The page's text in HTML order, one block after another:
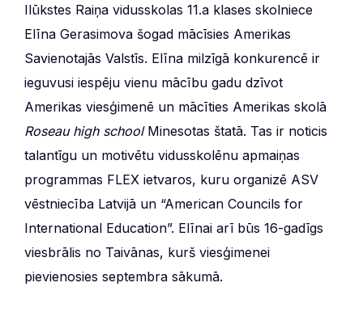
Ilūkstes Raiņa vidusskolas 11.a klases skolniece
Elīna Gerasimova šogad mācīsies Amerikas
Savienotajās Valstīs. Elīna milzīgā konkurencē ir
ieguvusi iespēju vienu mācību gadu dzīvot
Amerikas viesģimenē un mācīties Amerikas skolā
Roseau high schoolMinesotas štatā. Tas ir noticis
talantīgu un motivētu vidusskolēnu apmaiņas
programmas FLEX ietvaros, kuru organizē ASV
vēstniecība Latvijā un “American Councils for
International Education”. Elīnai arī būs 16-gadīgs
viesbrālis no Taivānas, kurš viesģimenei
pievienosies septembra sākumā.